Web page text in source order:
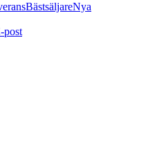
BästsäljareNya
post